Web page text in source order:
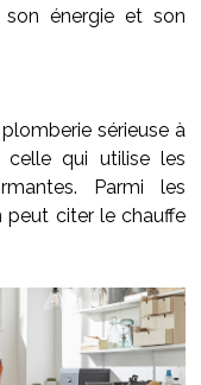
énergie et son
sérieuse à
qui utilise les
Parmi les
peut citer le chauffe